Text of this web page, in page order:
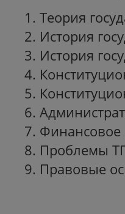
Теория
История
История
Финансовое
Проблемы
Правовые